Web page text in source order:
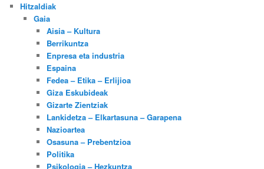
Hitzaldiak
Gaia
Aisia – Kultura
Berrikuntza
Enpresa eta industria
Espaina
Fedea – Etika – Erlijioa
Giza Eskubideak
Gizarte Zientziak
Lankidetza – Elkartasuna – Garapena
Nazioartea
Osasuna – Prebentzioa
Politika
Psikologia – Hezkuntza